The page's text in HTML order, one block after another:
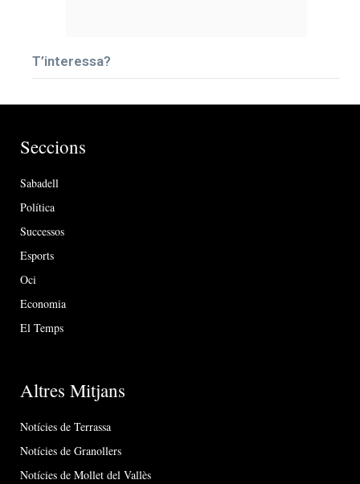
T’interessa?
Seccions
Sabadell
Política
Successos
Esports
Oci
Economia
El Temps
Altres Mitjans
Notícies de Terrassa
Notícies de Granollers
Notícies de Mollet del Vallès